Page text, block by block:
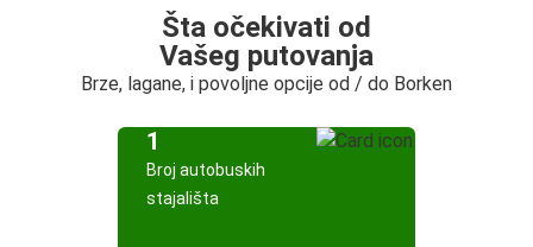
Šta očekivati od
Vašeg putovanja
Brze, lagane, i povoljne opcije od / do Borken
1
Broj autobuskih
stajališta